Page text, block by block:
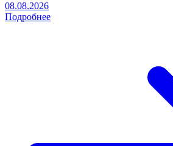
08.08.2026
Подробнее